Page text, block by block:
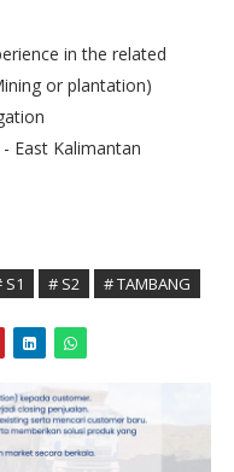
in the related
or plantation)
East Kalimantan
S1 # S2 # TAMBANG